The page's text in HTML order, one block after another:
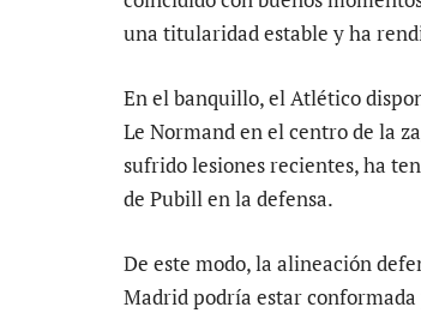
una titularidad estable y ha
En el banquillo, el Atlético
Le Normand en el centro de la
sufrido lesiones recientes, ha
de Pubill en la defensa.
De este modo, la alineación
Madrid podría estar